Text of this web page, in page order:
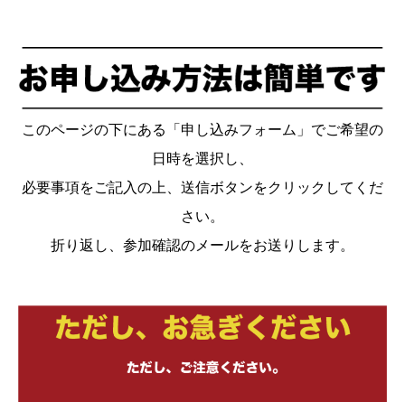
このページの下にある「申し込みフォーム」でご希望の
日時を選択し、
必要事項をご記入の上、送信ボタンをクリックしてくだ
さい。
折り返し、参加確認のメールをお送りします。